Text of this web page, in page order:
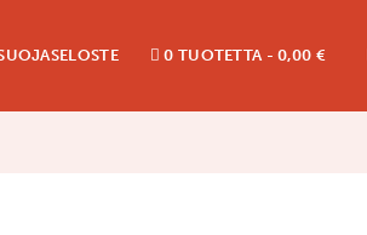
0 TUOTETTA 0,00 €